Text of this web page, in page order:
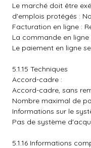
Le marché doit être
d'emplois protégés :
Facturation en ligne :
La commande en ligne
Le paiement en ligne
5.1.15 Techniques
Accord-cadre :
Accord-cadre, sans
Nombre maximal de
Informations sur le
Pas de système
5.1.16 Informations